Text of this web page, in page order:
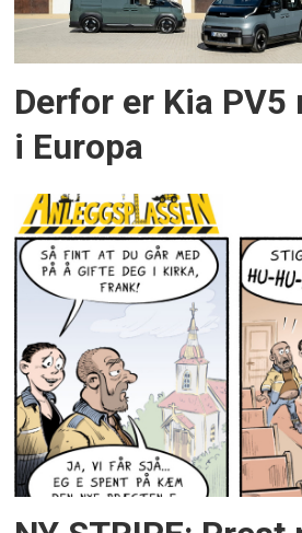
Derfor er Kia
i Europa